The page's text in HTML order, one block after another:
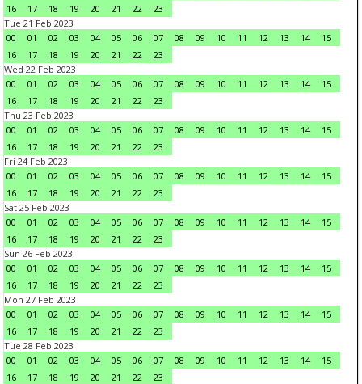
16
17 18 19 20 21 22
23
Tue 21 Feb 2023
00
01 02 03 04 05 06 07 08 09 10 11 12 13 14
15
16
17 18 19 20 21 22
23
Wed 22 Feb 2023
00
01 02 03 04 05 06 07 08 09 10 11 12 13 14
15
16
17 18 19 20 21 22
23
Thu 23 Feb 2023
00
01 02 03 04 05 06 07 08 09 10 11 12 13 14
15
16
17 18 19 20 21 22
23
Fri 24 Feb 2023
00
01 02 03 04 05 06 07 08 09 10 11 12 13 14
15
16
17 18 19 20 21 22
23
Sat 25 Feb 2023
00
01 02 03 04 05 06 07 08 09 10 11 12 13 14
15
16
17 18 19 20 21 22
23
Sun 26 Feb 2023
00
01 02 03 04 05 06 07 08 09 10 11 12 13 14
15
16
17 18 19 20 21 22
23
Mon 27 Feb 2023
00
01 02 03 04 05 06 07 08 09 10 11 12 13 14
15
16
17 18 19 20 21 22
23
Tue 28 Feb 2023
00
01 02 03 04 05 06 07 08 09 10 11 12 13 14
15
16
17 18 19 20 21 22
23